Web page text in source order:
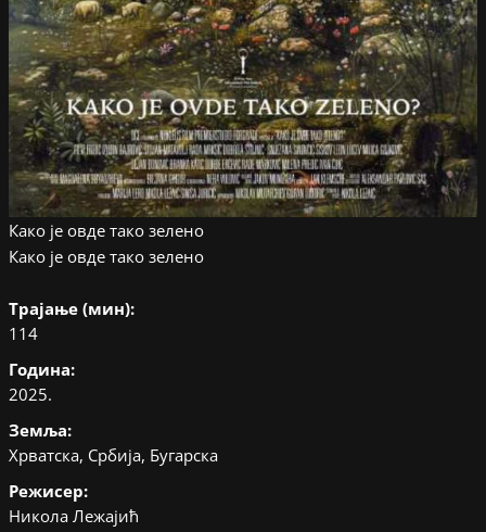
Како је овде тако зелено
Како је овде тако зелено
Трајање (мин):
114
Година:
2025.
Земља:
Хрватска, Србија, Бугарска
Режисер:
Никола Лежајић